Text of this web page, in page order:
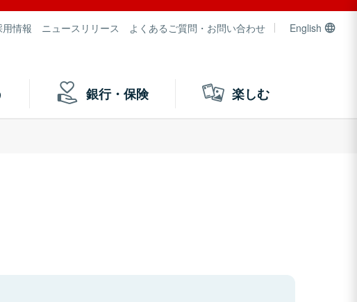
用情報 ニュースリリース よくあるご質問・お問い合わせ English
銀行・保険 楽しむ